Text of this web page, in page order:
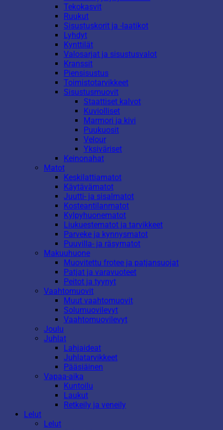
Tekokasvit
Ruukut
Sisustuskorit ja -laatikot
Lyhdyt
Kynttilät
Valosarjat ja sisustusvalot
Kranssit
Piensisustus
Toimistotarvikkeet
Sisustusmuovit
Staattiset kalvot
Kuviolliset
Marmori ja kivi
Puukuosit
Velour
Yksiväriset
Keinonahat
Matot
Keskilattiamatot
Käytävämatot
Juutti- ja sisalmatot
Kosteantilanmatot
Kylpyhuonematot
Liukuestematot ja tarvikkeet
Parveke ja kynnysmatot
Puuvilla- ja räsymatot
Makuuhuone
Muovitettu frotee ja patjansuojat
Patjat ja varavuoteet
Peitot ja tyynyt
Vaahtomuovit
Muut vaahtomuovit
Solumuovilevyt
Vaahtomuovilevyt
Joulu
Juhlat
Lahjaideat
Juhlatarvikkeet
Pääsiäinen
Vapaa-aika
Kuntoilu
Laukut
Retkeily ja veneily
Lelut
Lelut